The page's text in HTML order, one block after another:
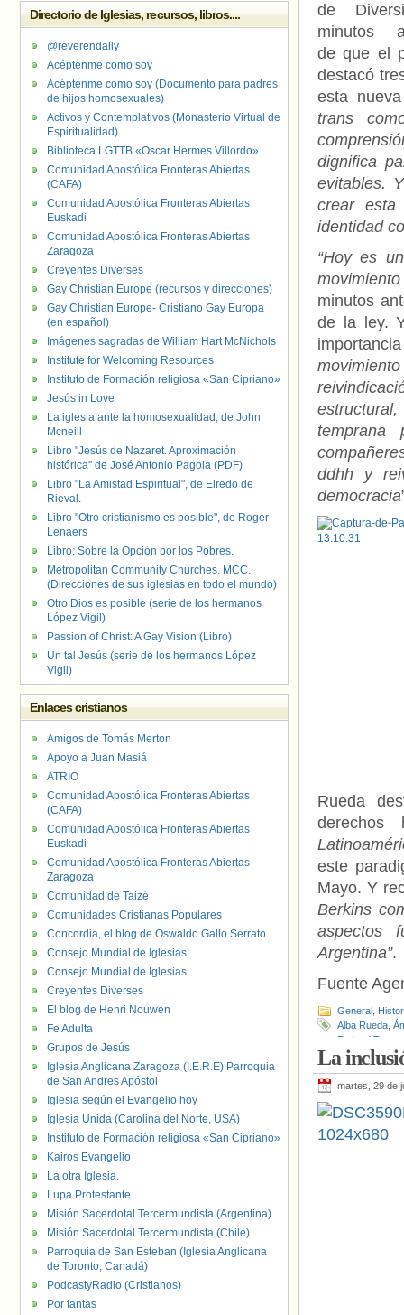
de
minutos
de que el
destacó
esta
trans
dignifica
evitables.
crear esta
identidad
“Hoy es
minutos
de la ley.
ddhh y
democracia
Rueda
este
Mayo. Y
Berkins
aspectos
Argentina”.
Fuente
General
Alba Rueda
Federal Trans
Frente Orgullo
Travestis
Trans “Diana
La
martes, 29 de
Directorio de Iglesias, recursos, libros....
@reverendally
Acéptenme como soy
Acéptenme como soy (Documento para padres
de hijos homosexuales)
Activos y Contemplativos (Monasterio Virtual de
Espiritualidad)
Biblioteca LGTTB «Oscar Hermes Villordo»
Comunidad Apostólica Fronteras Abiertas
(CAFA)
Comunidad Apostólica Fronteras Abiertas
Euskadi
Comunidad Apostólica Fronteras Abiertas
Zaragoza
Creyentes Diverses
Gay Christian Europe (recursos y direcciones)
Gay Christian Europe- Cristiano Gay Europa
(en español)
Imágenes sagradas de William Hart McNichols
Institute for Welcoming Resources
Instituto de Formación religiosa «San Cipriano»
Jesús in Love
La iglesia ante la homosexualidad, de John
Mcneill
Libro "Jesús de Nazaret. Aproximación
histórica" de José Antonio Pagola (PDF)
Libro "La Amistad Espiritual", de Elredo de
Rieval.
Libro "Otro cristianismo es posible", de Roger
Lenaers
Libro: Sobre la Opción por los Pobres.
Metropolitan Community Churches. MCC.
(Direcciones de sus iglesias en todo el mundo)
Otro Dios es posible (serie de los hermanos
López Vigil)
Passion of Christ: A Gay Vision (Libro)
Un tal Jesús (serie de los hermanos López
Vigil)
Enlaces cristianos
Amigos de Tomás Merton
Apoyo a Juan Masiá
ATRIO
Comunidad Apostólica Fronteras Abiertas
(CAFA)
Comunidad Apostólica Fronteras Abiertas
Euskadi
Comunidad Apostólica Fronteras Abiertas
Zaragoza
Comunidad de Taizé
Comunidades Cristianas Populares
Concordia, el blog de Oswaldo Gallo Serrato
Consejo Mundial de Iglesias
Consejo Mundial de Iglesias
Creyentes Diverses
El blog de Henri Nouwen
Fe Adulta
Grupos de Jesús
Iglesia Anglicana Zaragoza (I.E.R.E) Parroquia
de San Andres Apóstol
Iglesia según el Evangelio hoy
Iglesia Unida (Carolina del Norte, USA)
Instituto de Formación religiosa «San Cipriano»
Kairos Evangelio
La otra Iglesia.
Lupa Protestante
Misión Sacerdotal Tercermundista (Argentina)
Misión Sacerdotal Tercermundista (Chile)
Parroquia de San Esteban (Iglesia Anglicana
de Toronto, Canadá)
PodcastyRadio (Cristianos)
Por tantas